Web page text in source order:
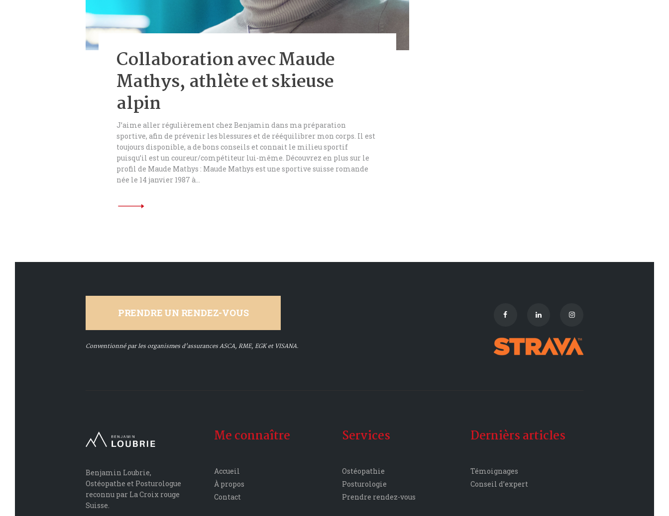
Collaboration avec Maude
Mathys, athlète et skieuse
alpin
J’aime aller régulièrement chez Benjamin dans ma préparation
sportive, afin de prévenir les blessures et de rééquilibrer mon corps. Il est
toujours disponible, a de bons conseils et connait le milieu sportif
puisqu’il est un coureur/compétiteur lui-même. Découvrez en plus sur le
profil de Maude Mathys : Maude Mathys est une sportive suisse romande
née le 14 janvier 1987 à…
PRENDRE UN RENDEZ-VOUS
Conventionné par les organismes d'assurances ASCA, RME, EGK et VISANA.
Benjamin Loubrie,
Ostéopathe et Posturologue
reconnu par La Croix rouge
Suisse.
Me connaître
Accueil
À propos
Contact
Services
Ostéopathie
Posturologie
Prendre rendez-vous
Dernièrs articles
Témoignages
Conseil d’expert